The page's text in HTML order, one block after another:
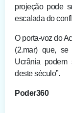
projeção pode
escalada do
O porta-voz do
(2.mar) que, se
Ucrânia podem
deste século”.
Poder360